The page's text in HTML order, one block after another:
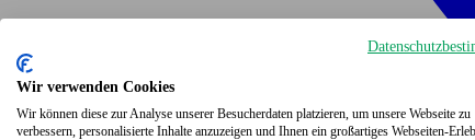
Wir verwenden Cookies
Wir können diese zur Analyse unserer Besucherdaten platzieren, um unsere Webseite zu
verbessern, personalisierte Inhalte anzuzeigen und Ihnen ein großartiges Webseiten-